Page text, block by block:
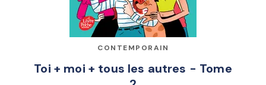
CONTEMPORAIN
Toi + moi + tous les autres - Tome